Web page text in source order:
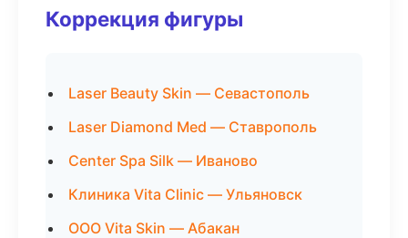
Коррекция фигуры
Laser Beauty Skin — Севастополь
Laser Diamond Med — Ставрополь
Center Spa Silk — Иваново
Клиника Vita Clinic — Ульяновск
ООО Vita Skin — Абакан